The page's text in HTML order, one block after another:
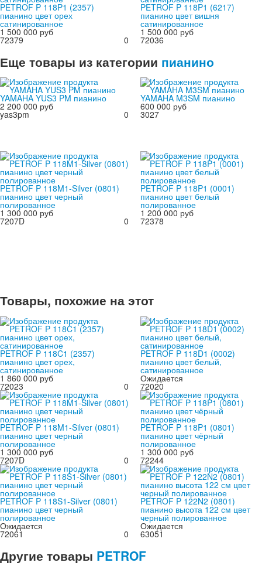
PETROF P 118P1 (2357)
пианино цвет орех
сатинированное
1 500 000 руб
0
72379
PETROF P 118P1 (6217)
пианино цвет вишня
сатинированное
1 500 000 руб
72036
Еще товары из категории пианино
YAMAHA YUS3 PM пианино
2 200 000 руб
0
yas3pm
YAMAHA M3SM пианино
600 000 руб
3027
PETROF P 118M1-Silver (0801)
пианино цвет черный
полированное
1 300 000 руб
0
7207D
PETROF P 118P1 (0001)
пианино цвет белый
полированное
1 200 000 руб
72378
Товары, похожие на этот
PETROF P 118C1 (2357)
пианино цвет орех,
сатинированное
1 860 000 руб
0
72023
PETROF P 118D1 (0002)
пианино цвет белый,
сатинированное
Ожидается
72020
PETROF P 118M1-Silver (0801)
пианино цвет черный
полированное
1 300 000 руб
0
7207D
PETROF P 118P1 (0801)
пианино цвет чёрный
полированное
1 300 000 руб
72244
PETROF P 118S1-Silver (0801)
пианино цвет черный
полированное
Ожидается
0
72061
PETROF P 122N2 (0801)
пианино высота 122 см цвет
черный полированное
Ожидается
63051
Другие товары PETROF